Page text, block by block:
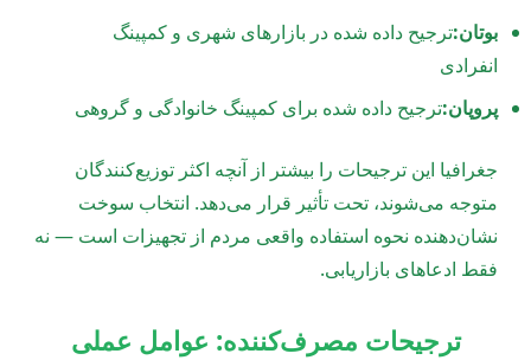
بوتان:ترجیح داده شده در بازارهای شهری و کمپینگ
انفرادی
پروپان:ترجیح داده شده برای کمپینگ خانوادگی و گروهی
جغرافیا این ترجیحات را بیشتر از آنچه اکثر توزیع‌کنندگان
متوجه می‌شوند، تحت تأثیر قرار می‌دهد. انتخاب سوخت
نشان‌دهنده نحوه استفاده واقعی مردم از تجهیزات است — نه
فقط ادعاهای بازاریابی.
ترجیحات مصرف‌کننده: عوامل عملی